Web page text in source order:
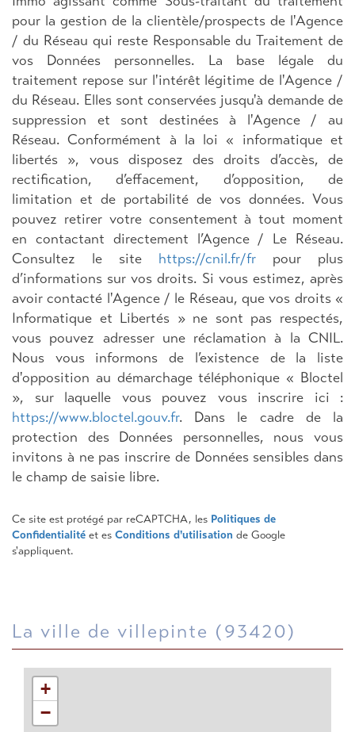
pour la gestion de la clientèle/prospects de l'Agence
/ du Réseau qui reste Responsable du Traitement de
vos Données personnelles. La base légale du
traitement repose sur l'intérêt légitime de l'Agence /
du Réseau. Elles sont conservées jusqu'à demande de
suppression et sont destinées à l'Agence / au
Réseau. Conformément à la loi « informatique et
libertés », vous disposez des droits d’accès, de
rectification, d’effacement, d’opposition, de
limitation et de portabilité de vos données. Vous
pouvez retirer votre consentement à tout moment
en contactant directement l’Agence / Le Réseau.
Consultez le site https://cnil.fr/fr pour plus
d’informations sur vos droits. Si vous estimez, après
avoir contacté l'Agence / le Réseau, que vos droits «
Informatique et Libertés » ne sont pas respectés,
vous pouvez adresser une réclamation à la CNIL.
Nous vous informons de l’existence de la liste
d'opposition au démarchage téléphonique « Bloctel
», sur laquelle vous pouvez vous inscrire ici :
https://www.bloctel.gouv.fr. Dans le cadre de la
protection des Données personnelles, nous vous
invitons à ne pas inscrire de Données sensibles dans
le champ de saisie libre.
Ce site est protégé par reCAPTCHA, les Politiques de
Confidentialité et es Conditions d'utilisation de Google
s'appliquent.
la ville de villepinte (93420)
+
−